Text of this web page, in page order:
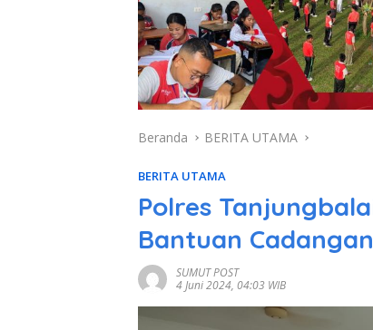
Beranda BERITA UTAMA
BERITA UTAMA
Polres
Bantuan
SUMUT POST
4 Juni 2024, 04:03 WIB